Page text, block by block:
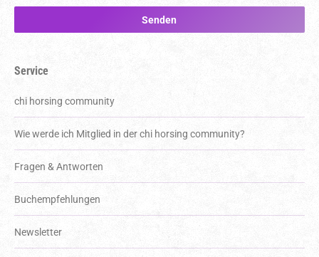
Service
chi horsing community
Wie werde ich Mitglied in der chi horsing community?
Fragen & Antworten
Buchempfehlungen
Newsletter